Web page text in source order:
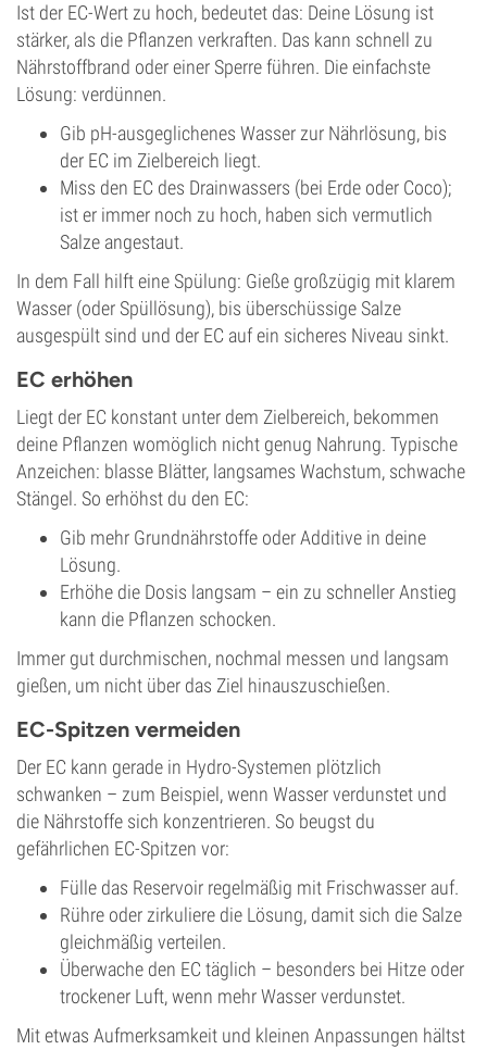
Ist der EC-Wert zu hoch, bedeutet das: Deine Lösung ist
stärker, als die Pflanzen verkraften. Das kann schnell zu
Nährstoffbrand oder einer Sperre führen. Die einfachste
Lösung: verdünnen.
Gib pH-ausgeglichenes Wasser zur Nährlösung, bis
der EC im Zielbereich liegt.
Miss den EC des Drainwassers (bei Erde oder Coco);
ist er immer noch zu hoch, haben sich vermutlich
Salze angestaut.
In dem Fall hilft eine Spülung: Gieße großzügig mit klarem
Wasser (oder Spüllösung), bis überschüssige Salze
ausgespült sind und der EC auf ein sicheres Niveau sinkt.
EC erhöhen
Liegt der EC konstant unter dem Zielbereich, bekommen
deine Pflanzen womöglich nicht genug Nahrung. Typische
Anzeichen: blasse Blätter, langsames Wachstum, schwache
Stängel. So erhöhst du den EC:
Gib mehr Grundnährstoffe oder Additive in deine
Lösung.
Erhöhe die Dosis langsam – ein zu schneller Anstieg
kann die Pflanzen schocken.
Immer gut durchmischen, nochmal messen und langsam
gießen, um nicht über das Ziel hinauszuschießen.
EC-Spitzen vermeiden
Der EC kann gerade in Hydro-Systemen plötzlich
schwanken – zum Beispiel, wenn Wasser verdunstet und
die Nährstoffe sich konzentrieren. So beugst du
gefährlichen EC-Spitzen vor:
Fülle das Reservoir regelmäßig mit Frischwasser auf.
Rühre oder zirkuliere die Lösung, damit sich die Salze
gleichmäßig verteilen.
Überwache den EC täglich – besonders bei Hitze oder
trockener Luft, wenn mehr Wasser verdunstet.
Mit etwas Aufmerksamkeit und kleinen Anpassungen hältst